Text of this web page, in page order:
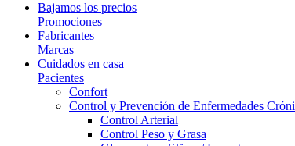
Bajamos los precios
Promociones
Fabricantes
Marcas
Cuidados en casa
Pacientes
Confort
Control y Prevención de Enfermedades
Control Arterial
Control Peso y Grasa